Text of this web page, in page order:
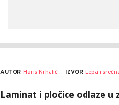
AUTOR Haris Krhalić IZVOR Lepa i
Laminat i pločice odlaze u